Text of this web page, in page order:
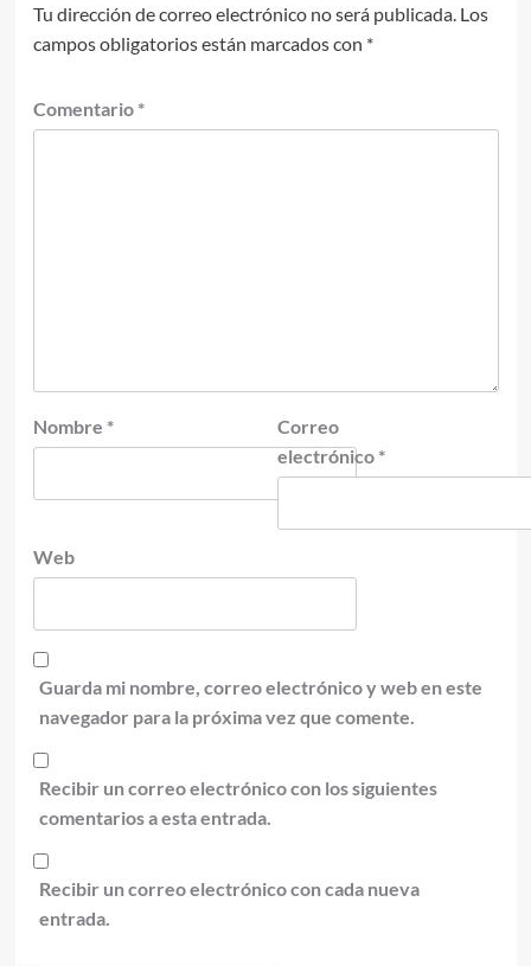
Tu dirección de correo electrónico no será publicada. Los
campos obligatorios están marcados con *
Comentario *
Nombre *
Correo
electrónico *
Web
Guarda mi nombre, correo electrónico y web en este
navegador para la próxima vez que comente.
Recibir un correo electrónico con los siguientes
comentarios a esta entrada.
Recibir un correo electrónico con cada nueva
entrada.